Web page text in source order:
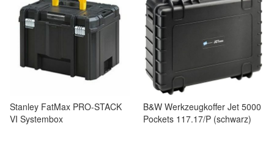
Stanley FatMax PRO-STACK
VI Systembox
B&W Werkzeugkoffer Jet 5000
Pockets 117.17/P (schwarz)